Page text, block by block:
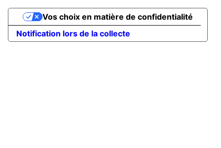
Notification lors de la collecte
Vos choix en matière de confidentialité